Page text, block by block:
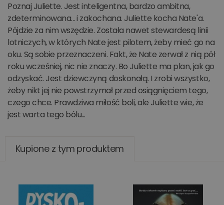
Poznaj Juliette. Jest inteligentna, bardzo ambitna,
zdeterminowana... i zakochana. Juliette kocha Nate'a.
Pójdzie za nim wszędzie. Została nawet stewardesą linii
lotniczych, w których Nate jest pilotem, żeby mieć go na
oku. Są sobie przeznaczeni. Fakt, że Nate zerwał z nią pół
roku wcześniej, nic nie znaczy. Bo Juliette ma plan, jak go
odzyskać. Jest dziewczyną doskonałą. I zrobi wszystko,
żeby nikt jej nie powstrzymał przed osiągnięciem tego,
czego chce. Prawdziwa miłość boli, ale Juliette wie, że
jest warta tego bólu...
Kupione z tym produktem